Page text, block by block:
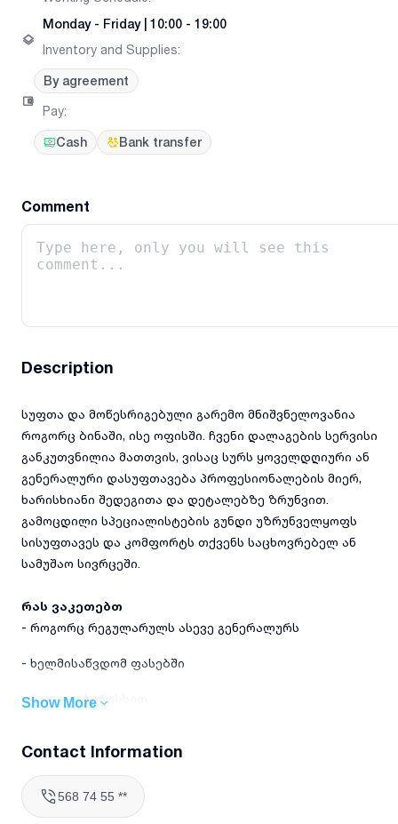
Monday- Friday| 10:00 - 19:00
Inventory and Supplies:
By agreement
Pay:
Cash Bank transfer
Comment
Description
სუფთა და მოწესრიგებული გარემო მნიშვნელოვანია
როგორც ბინაში, ისე ოფისში. ჩვენი დალაგების სერვისი
განკუთვნილია მათთვის, ვისაც სურს ყოველდღიური ან
გენერალური დასუფთავება პროფესიონალების მიერ,
ხარისხიანი შედეგითა და დეტალებზე ზრუნვით.
გამოცდილი სპეციალისტების გუნდი უზრუნველყოფს
სისუფთავეს და კომფორტს თქვენს საცხოვრებელ ან
სამუშაო სივრცეში.
რას ვაკეთებთ
- როგორც რეგულარულს ასევე გენერალურს
- ხელმისაწვდომ ფასებში
- მაღალი ხარისხით
რატომ უნდა აგვირჩიოთ
5 წელზე მეტი გამოცდილება ბინებისა და ოფისების
დასუფთავებაში
Show More
Contact Information
568 74 55 **